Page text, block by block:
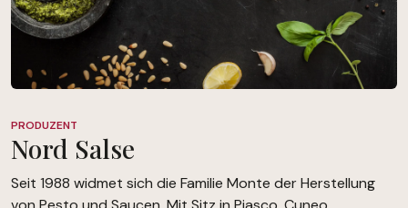
PRODUZENT
Nord Salse
Seit 1988 widmet sich die Familie Monte der Herstellung